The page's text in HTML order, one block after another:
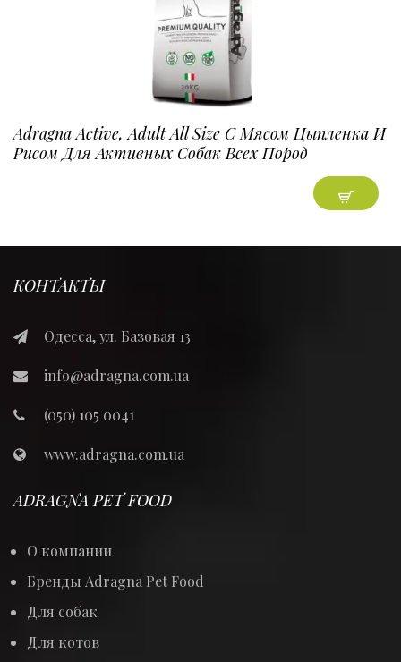
Adragna Active, Adult All Size С Мясом Цыпленка И
Рисом Для Активных Собак Всех Пород
КОНТАКТЫ
Одесса, ул. Базовая 13
info@adragna.com.ua
(050) 105 0041
www.adragna.com.ua
ADRAGNA PET FOOD
О компании
Бренды Adragna Pet Food
Для собак
Для котов